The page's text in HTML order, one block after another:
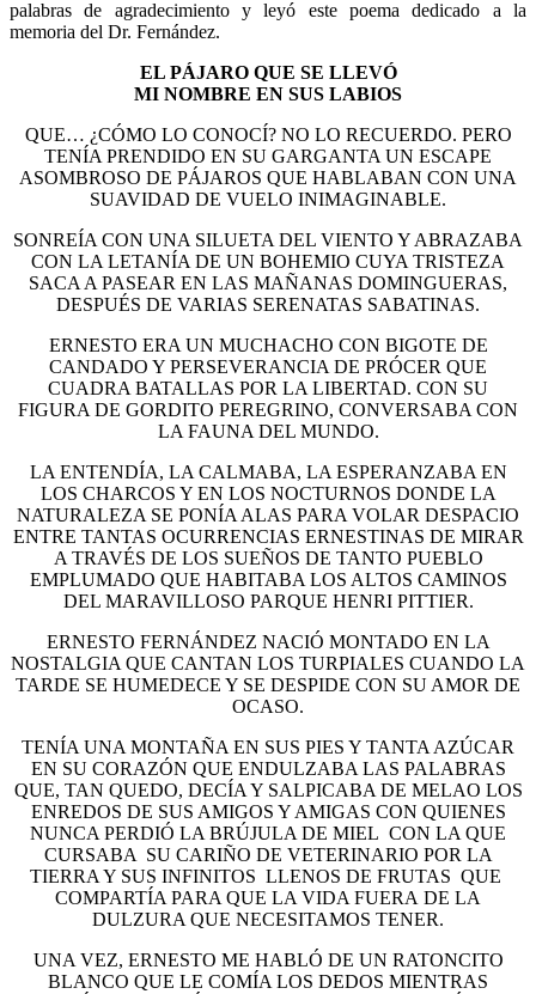
palabras de agradecimiento y leyó este poema dedicado a la
memoria del Dr. Fernández.
EL PÁJARO QUE SE LLEVÓ
MI NOMBRE EN SUS LABIOS
QUE… ¿CÓMO LO CONOCÍ? NO LO RECUERDO. PERO
TENÍA PRENDIDO EN SU GARGANTA UN ESCAPE
ASOMBROSO DE PÁJAROS QUE HABLABAN CON UNA
SUAVIDAD DE VUELO INIMAGINABLE.
SONREÍA CON UNA SILUETA DEL VIENTO Y ABRAZABA
CON LA LETANÍA DE UN BOHEMIO CUYA TRISTEZA
SACA A PASEAR EN LAS MAÑANAS DOMINGUERAS,
DESPUÉS DE VARIAS SERENATAS SABATINAS.
ERNESTO ERA UN MUCHACHO CON BIGOTE DE
CANDADO Y PERSEVERANCIA DE PRÓCER QUE
CUADRA BATALLAS POR LA LIBERTAD. CON SU
FIGURA DE GORDITO PEREGRINO, CONVERSABA CON
LA FAUNA DEL MUNDO.
LA ENTENDÍA, LA CALMABA, LA ESPERANZABA EN
LOS CHARCOS Y EN LOS NOCTURNOS DONDE LA
NATURALEZA SE PONÍA ALAS PARA VOLAR DESPACIO
ENTRE TANTAS OCURRENCIAS ERNESTINAS DE MIRAR
A TRAVÉS DE LOS SUEÑOS DE TANTO PUEBLO
EMPLUMADO QUE HABITABA LOS ALTOS CAMINOS
DEL MARAVILLOSO PARQUE HENRI PITTIER.
ERNESTO FERNÁNDEZ NACIÓ MONTADO EN LA
NOSTALGIA QUE CANTAN LOS TURPIALES CUANDO LA
TARDE SE HUMEDECE Y SE DESPIDE CON SU AMOR DE
OCASO.
TENÍA UNA MONTAÑA EN SUS PIES Y TANTA AZÚCAR
EN SU CORAZÓN QUE ENDULZABA LAS PALABRAS
QUE, TAN QUEDO, DECÍA Y SALPICABA DE MELAO LOS
ENREDOS DE SUS AMIGOS Y AMIGAS CON QUIENES
NUNCA PERDIÓ LA BRÚJULA DE MIEL CON LA QUE
CURSABA SU CARIÑO DE VETERINARIO POR LA
TIERRA Y SUS INFINITOS LLENOS DE FRUTAS QUE
COMPARTÍA PARA QUE LA VIDA FUERA DE LA
DULZURA QUE NECESITAMOS TENER.
UNA VEZ, ERNESTO ME HABLÓ DE UN RATONCITO
BLANCO QUE LE COMÍA LOS DEDOS MIENTRAS